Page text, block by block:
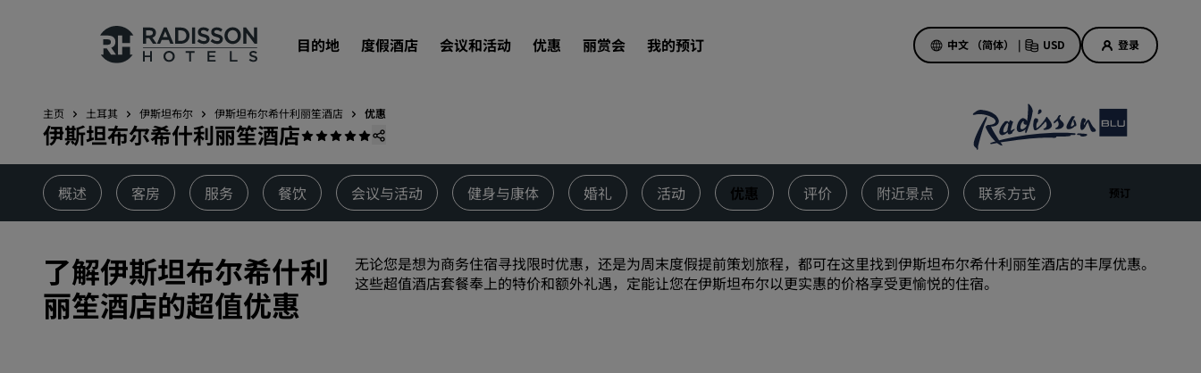
目的地 度假酒店 会议和活动 优惠 丽赏会 我的预订 中文 （简体） | USD 登录
我们的品牌
丽笙酒店集团品牌
目的地
度假酒店
机场酒店
新开业和即将开业的酒店
酒店优惠
探索我们的优惠
美好的初遇，丰厚的奖励
提前预订
查看套餐
主页 土耳其 伊斯坦布尔 伊斯坦布尔希什利丽笙酒店 优惠
伊斯坦布尔希什利丽笙酒店
概述 客房 服务 餐饮 会议与活动 健身与康体 婚礼 活动 优惠 评价 附近景点 联系方式 预订
了解伊斯坦布尔希什利
丽笙酒店的超值优惠
无论您是想为商务住宿寻找限时优惠，还是为周末度假提前策划旅程，都可在这里找到伊斯坦布尔希什利丽笙酒店的丰厚优惠。
这些超值酒店套餐奉上的特价和额外礼遇，定能让您在伊斯坦布尔以更实惠的价格享受更愉悦的住宿。